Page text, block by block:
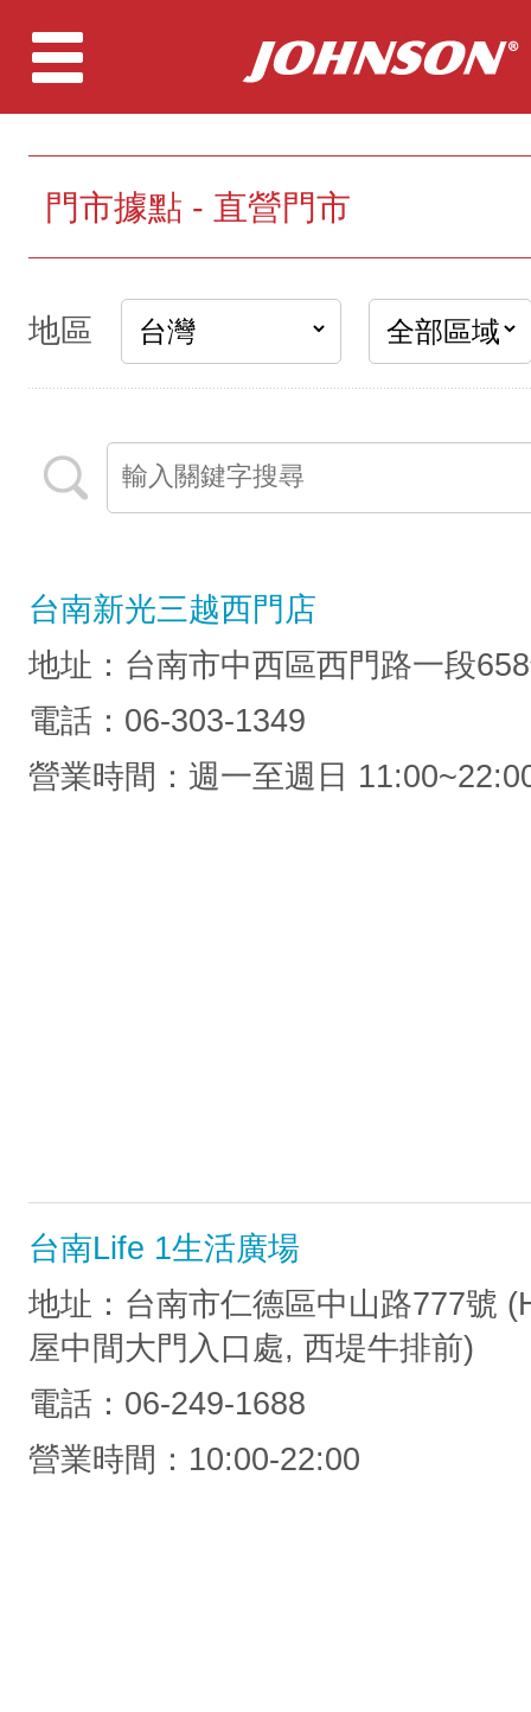
門市據點 - 直營門市
地區
台南新光三越西門店
地址：台南市中西區西門路一段
電話：06-303-1349
營業時間：週一至週日
台南Life 1生活廣場
地址：台南市仁德區中山路777號
屋中間大門入口處, 西堤牛排前)
電話：06-249-1688
營業時間：10:00-22:00